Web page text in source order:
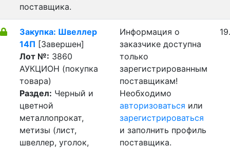
поставщика.
Закупка: Швеллер
14П [Завершен]
Лот №: 3860
АУКЦИОН (покупка
товара)
Раздел: Черный и
цветной
металлопрокат,
метизы (лист,
швеллер, уголок,
Информация о
заказчике доступна
только
зарегистрированным
поставщикам!
Необходимо
авторизоваться или
зарегистрироваться
и заполнить профиль
поставщика.